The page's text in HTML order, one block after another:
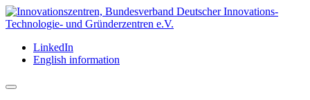
LinkedIn
English information